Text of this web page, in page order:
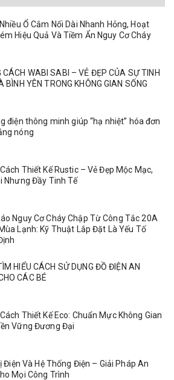
Ổ Cắm Nối Dài Nhanh Hỏng, Hoạt
Hiệu Quả Và Tiềm Ẩn Nguy Cơ Cháy
CÁCH WABI SABI – VẺ ĐẸP CỦA SỰ TINH
BÌNH YÊN TRONG KHÔNG GIAN SỐNG
điện thông minh giúp “hạ nhiệt” hóa đơn
nóng
Thiết Kế Rustic – Vẻ Đẹp Mộc Mạc,
Nhưng Đầy Tinh Tế
Nguy Cơ Cháy Chập Từ Công Tắc 20A
Lạnh: Kỹ Thuật Lắp Đặt Là Yếu Tố
HIỂU CÁCH SỬ DỤNG ĐỒ ĐIỆN AN
CÁC BÉ
Thiết Kế Eco: Chuẩn Mực Không Gian
Vững Đương Đại
Điện Và Hệ Thống Điện – Giải Pháp An
Mọi Công Trình